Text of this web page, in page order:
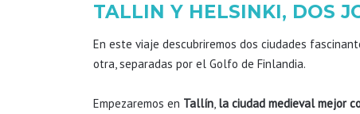
TALLIN Y HELSINKI, DOS
En este viaje descubriremos dos ciudades
otra, separadas por el Golfo de Finlandia.
Empezaremos en Tallín, la ciudad medieval mejor